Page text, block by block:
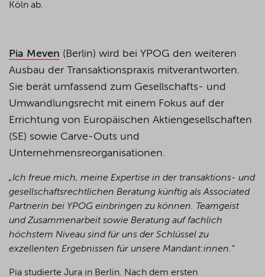
Köln ab.
Pia Meven (Berlin) wird bei YPOG den weiteren
Ausbau der Transaktionspraxis mitverantworten.
Sie berät umfassend zum Gesellschafts- und
Umwandlungsrecht mit einem Fokus auf der
Errichtung von Europäischen Aktiengesellschaften
(SE) sowie Carve-Outs und
Unternehmensreorganisationen.
„Ich freue mich, meine Expertise in der transaktions- und
gesellschaftsrechtlichen Beratung künftig als Associated
Partnerin bei YPOG einbringen zu können. Teamgeist
und Zusammenarbeit sowie Beratung auf fachlich
höchstem Niveau sind für uns der Schlüssel zu
exzellenten Ergebnissen für unsere Mandant:innen.“
Pia studierte Jura in Berlin. Nach dem ersten